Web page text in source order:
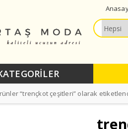
“trençkot çeşitleri” olarak